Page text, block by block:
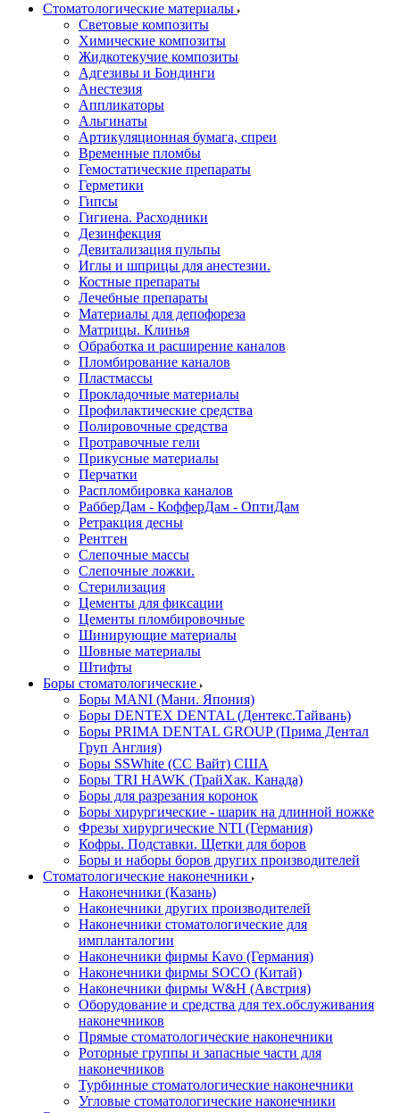
Стоматологические материалы
Световые композиты
Химические композиты
Жидкотекучие композиты
Адгезивы и Бондинги
Анестезия
Аппликаторы
Альгинаты
Артикуляционная бумага, спреи
Временные пломбы
Гемостатические препараты
Герметики
Гипсы
Гигиена. Расходники
Дезинфекция
Девитализация пульпы
Иглы и шприцы для анестезии.
Костные препараты
Лечебные препараты
Материалы для депофореза
Матрицы. Клинья
Обработка и расширение каналов
Пломбирование каналов
Пластмассы
Прокладочные материалы
Профилактические средства
Полировочные средства
Протравочные гели
Прикусные материалы
Перчатки
Распломбировка каналов
РабберДам - КофферДам - ОптиДам
Ретракция десны
Рентген
Слепочные массы
Слепочные ложки.
Стерилизация
Цементы для фиксации
Цементы пломбировочные
Шинирующие материалы
Шовные материалы
Штифты
Боры стоматологические
Боры MANI (Мани. Япония)
Боры DENTEX DENTAL (Дентекс.Тайвань)
Боры PRIMA DENTAL GROUP (Прима Дентал
Груп Англия)
Боры SSWhite (СС Вайт) США
Боры TRI HAWK (ТрайХак. Канада)
Боры для разрезания коронок
Боры хирургические - шарик на длинной ножке
Фрезы хирургические NTI (Германия)
Кофры. Подставки. Щетки для боров
Боры и наборы боров других производителей
Стоматологические наконечники
Наконечники (Казань)
Наконечники других производителей
Наконечники стоматологические для
импланталогии
Наконечники фирмы Kavo (Германия)
Наконечники фирмы SOCO (Китай)
Наконечники фирмы W&H (Австрия)
Оборудование и средства для тех.обслуживания
наконечников
Прямые стоматологические наконечники
Роторные группы и запасные части для
наконечников
Турбинные стоматологические наконечники
Угловые стоматологические наконечники